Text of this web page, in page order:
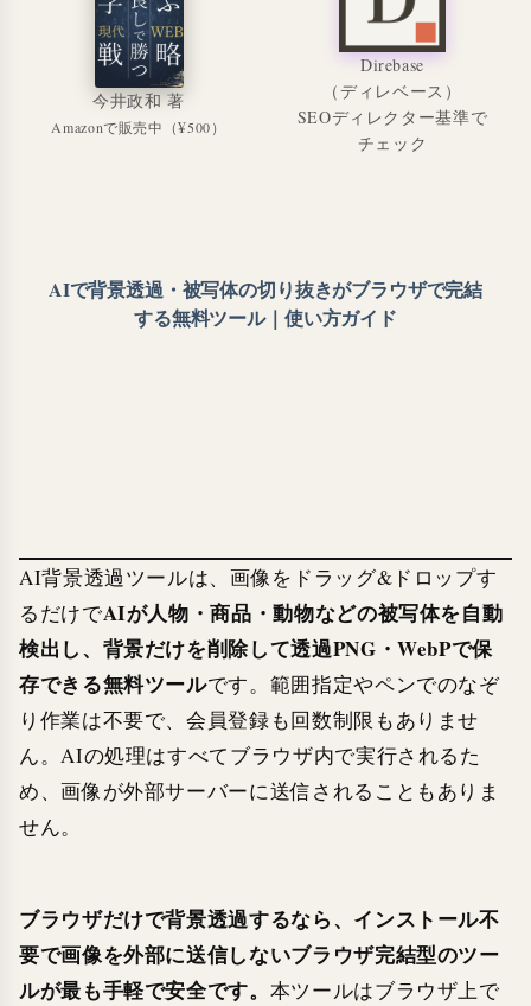
今井政和 著
Amazonで販売中（¥500）
Direbase
（ディレベース）
SEOディレクター基準で
チェック
AIで背景透過・被写体の切り抜きがブラウザで完結
する無料ツール｜使い方ガイド
AI背景透過ツールは、画像をドラッグ&ドロップす
るだけでAIが人物・商品・動物などの被写体を自動
検出し、背景だけを削除して透過PNG・WebPで保
存できる無料ツールです。範囲指定やペンでのなぞ
り作業は不要で、会員登録も回数制限もありませ
ん。AIの処理はすべてブラウザ内で実行されるた
め、画像が外部サーバーに送信されることもありま
せん。
ブラウザだけで背景透過するなら、インストール不
要で画像を外部に送信しないブラウザ完結型のツー
ルが最も手軽で安全です。 本ツールはブラウザ上で